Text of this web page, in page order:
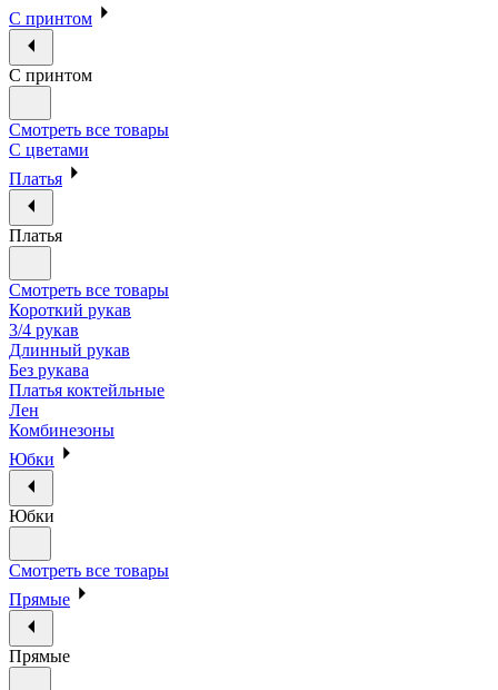
С принтом
С принтом
Смотреть все товары
С цветами
Платья
Платья
Смотреть все товары
Короткий рукав
3/4 рукав
Длинный рукав
Без рукава
Платья коктейльные
Лен
Комбинезоны
Юбки
Юбки
Смотреть все товары
Прямые
Прямые